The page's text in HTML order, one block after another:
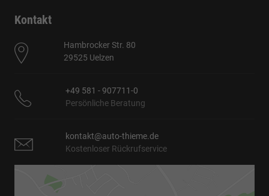
Kontakt
Hambrocker Str. 80
29525 Uelzen
+49 581 - 907711-0
Persönliche Beratung
kontakt@auto-thieme.de
Kostenloser Rückrufservice